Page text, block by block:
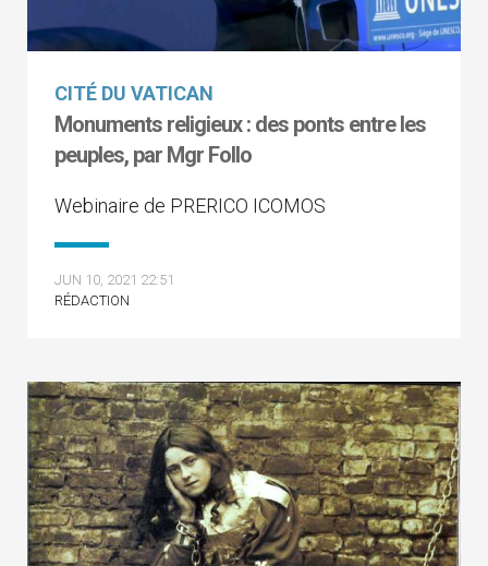
CITÉ DU VATICAN
Monuments religieux : des ponts entre les
peuples, par Mgr Follo
Webinaire de PRERICO ICOMOS
JUN 10, 2021 22:51
RÉDACTION